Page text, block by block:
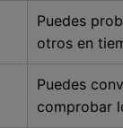
Puedes
otros en
Puedes
comprobar